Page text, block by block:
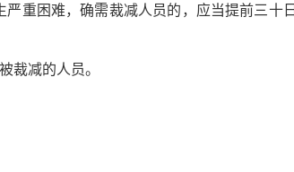
重困难，确需裁减人员的，应当提前三十
裁减的人员。